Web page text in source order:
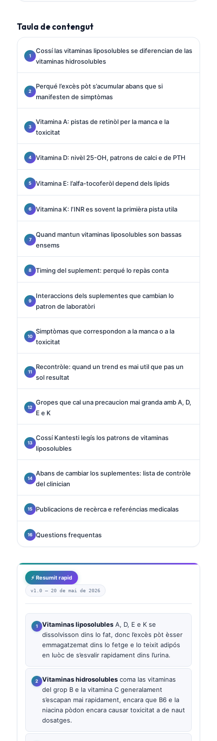
Taula de contengut
Cossí las vitaminas liposolubles se diferencian de las
vitaminas hidrosolubles
Perqué l’excès pòt s’acumular abans que si
manifesten de simptòmas
Vitamina A: pistas de retinòl per la manca e la
toxicitat
Vitamina D: nivèl 25-OH, patrons de calci e de PTH
Vitamina E: l’alfa-tocoferòl depend dels lipids
Vitamina K: l’INR es sovent la primièra pista utila
Quand mantun vitaminas liposolubles son bassas
ensems
Timing del suplement: perqué lo repàs conta
Interaccions dels suplementes que cambian lo
patron de laboratòri
Simptòmas que correspondon a la manca o a la
toxicitat
Recontròle: quand un trend es mai util que pas un
sol resultat
Gropes que cal una precaucion mai granda amb A, D,
E e K
Cossí Kantesti legís los patrons de vitaminas
liposolubles
Abans de cambiar los suplementes: lista de contròle
del clinician
Publicacions de recèrca e referéncias medicalas
Questions frequentas
⚡ Resumit rapid
v1.0 — 20 de mai de 2026
Vitaminas liposolubles A, D, E e K se
dissolvisson dins lo fat, donc l’excès pòt èsser
emmagatzemat dins lo fetge e lo teixit adipós
en luòc de s’esvalir rapidament dins l’urina.
Vitaminas hidrosolubles coma las vitaminas
del grop B e la vitamina C generalament
s’escapan mai rapidament, encara que B6 e la
niacina pòdon encara causar toxicitat a de naut
dosatges.